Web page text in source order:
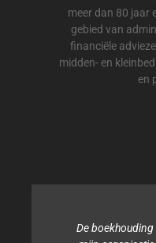
meer dan 80 jaar
gebied van
financiële
midden- en
en